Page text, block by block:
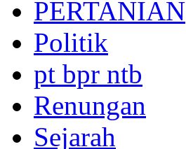
PERTANIAN
Politik
pt bpr ntb
Renungan
Sejarah